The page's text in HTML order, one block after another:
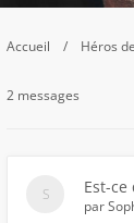
Accueil Héros
2 messages
Est-
par